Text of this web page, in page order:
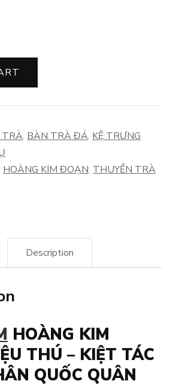
, BÀN TRÀ ĐÁ, KỆ TRƯNG
HOÀNG KIM ĐOẠN, THUYỀN TRÀ
Description
HOÀNG KIM
THÚ – KIỆT TÁC
QUỐC QUÂN